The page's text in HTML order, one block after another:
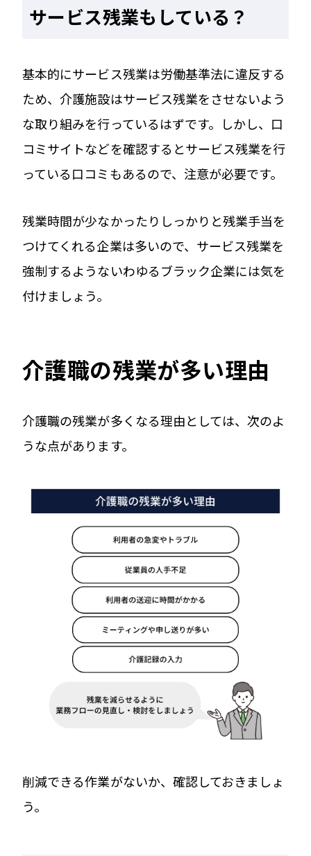
サービス残業もしている？
基本的にサービス残業は労働基準法に違反する
ため、介護施設はサービス残業をさせないよう
な取り組みを行っているはずです。しかし、口
コミサイトなどを確認するとサービス残業を行
っている口コミもあるので、注意が必要です。
残業時間が少なかったりしっかりと残業手当を
つけてくれる企業は多いので、サービス残業を
強制するようないわゆるブラック企業には気を
付けましょう。
介護職の残業が多い理由
介護職の残業が多くなる理由としては、次のよ
うな点があります。
削減できる作業がないか、確認しておきましょ
う。